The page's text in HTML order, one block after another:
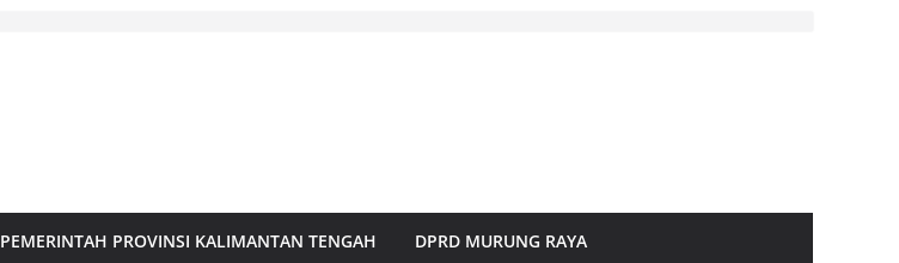
PEMERINTAH PROVINSI KALIMANTAN TENGAH DPRD MURUNG RAYA